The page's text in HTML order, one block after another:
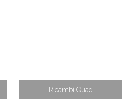
Ricambi Quad